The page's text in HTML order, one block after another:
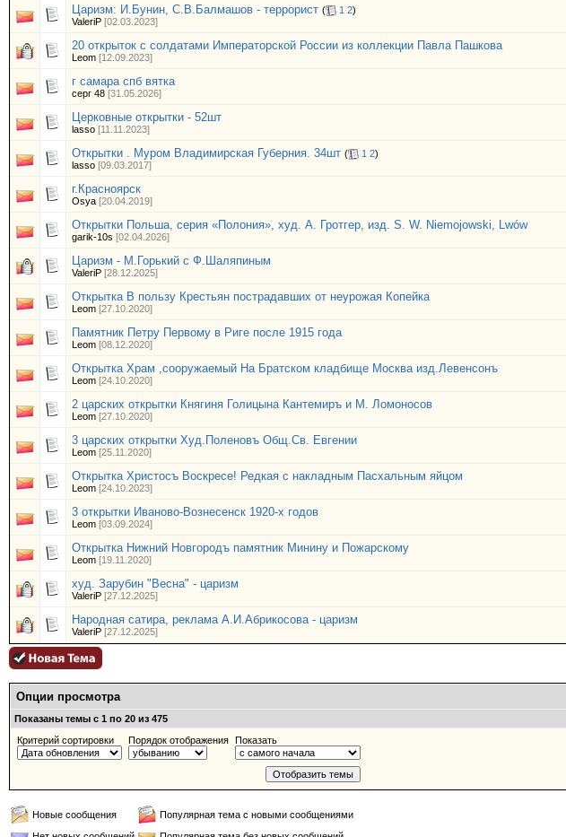
Царизм: И.Бунин, С.В.Балмашов - террорист ( 1 2)
ValeriP [02.03.2023]
20 открыток с солдатами Императорской России из коллекции Павла Пашкова
Leom [12.09.2023]
г самара спб вятка
серг 48 [31.05.2026]
Церковные открытки - 52шт
lasso [11.11.2023]
Открытки . Муром Владимирская Губерния. 34шт ( 1 2)
lasso [09.03.2017]
г.Красноярск
Osya [20.04.2019]
Открытки Польша, серия «Полония», худ. А. Гротгер, изд. S. W. Niemojowski, Lwów
garik-10s [02.04.2026]
Царизм - М.Горький с Ф.Шаляпиным
ValeriP [28.12.2025]
Открытка В пользу Крестьян пострадавших от неурожая Копейка
Leom [27.10.2020]
Памятник Петру Первому в Риге после 1915 года
Leom [08.12.2020]
Открытка Храм ,сооружаемый На Братском кладбище Москва изд.Левенсонъ
Leom [24.10.2020]
2 царских открытки Княгиня Голицына Кантемиръ и М. Ломоносов
Leom [27.10.2020]
3 царских открытки Худ.Поленовъ Общ.Св. Евгении
Leom [25.11.2020]
Открытка Христосъ Воскресе! Редкая с накладным Пасхальным яйцом
Leom [24.10.2023]
3 открытки Иваново-Вознесенск 1920-х годов
Leom [03.09.2024]
Открытка Нижний Новгородъ памятник Минину и Пожарскому
Leom [19.11.2020]
худ. Зарубин "Весна" - царизм
ValeriP [27.12.2025]
Народная сатира, реклама А.И.Абрикосова - царизм
ValeriP [27.12.2025]
Опции просмотра
Показаны темы с 1 по 20 из 475
Критерий сортировки
Порядок отображения Показать
Новые сообщения
Популярная тема с новыми сообщениями